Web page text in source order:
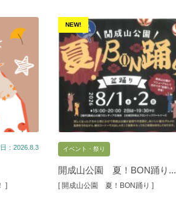
]
：2026.8.3
NEW!
イベント・祭り
開成山公園 夏！BON踊り...
[ 開成山公園 夏！BON踊り ]